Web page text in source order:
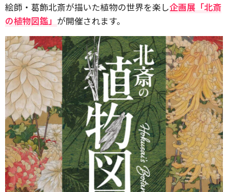
絵師・葛飾北斎が描いた植物の世界を楽し企画展「北斎
の植物図鑑」 が開催されます。